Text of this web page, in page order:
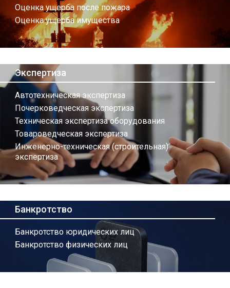
Оценка ущерба после пожара
Оценка ущерба имущества
Экспертиза
Автотехническая экспертиза
Почерковедческая экспертиза
Техническая экспертиза оборудования
Товароведческая экспертиза
Инженерно-техническая (строительная)
экспертиза
Банкротство
Банкротство юридических лиц
Банкротство физических лиц